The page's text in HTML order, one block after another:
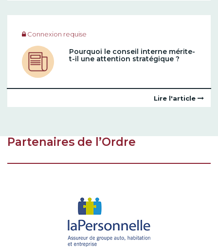
Connexion requise
Pourquoi le conseil interne mérite-
t-il une attention stratégique ?
Lire l'article
Partenaires de l’Ordre